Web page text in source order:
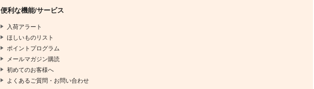
便利な機能/サービス
入荷アラート
ほしいものリスト
ポイントプログラム
メールマガジン購読
初めてのお客様へ
よくあるご質問・お問い合わせ